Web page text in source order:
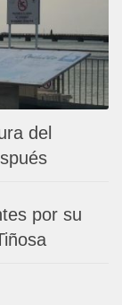
del
por su